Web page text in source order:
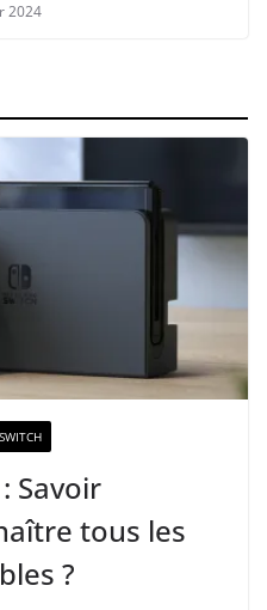
2024
Savoir
tous les
?